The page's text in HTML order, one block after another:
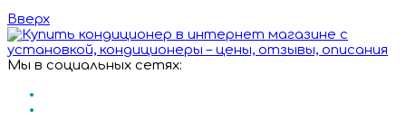
Вверх
Мы в социальных сетях: